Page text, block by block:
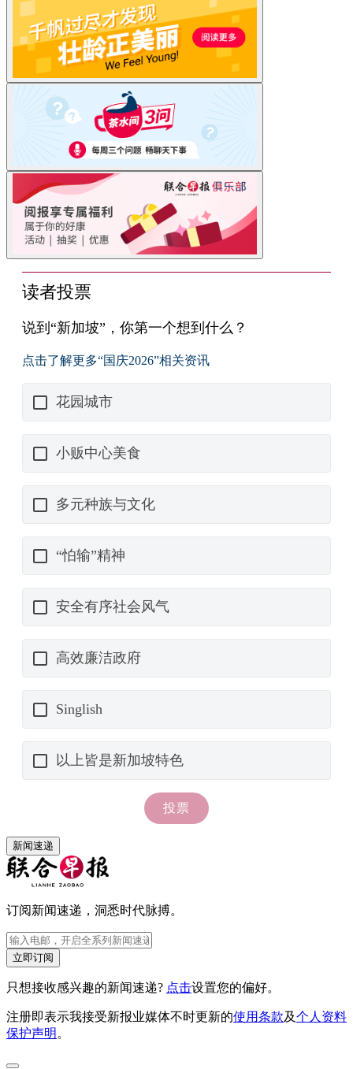
新闻速递
订阅新闻速递，洞悉时代脉搏。
立即订阅
只想接收感兴趣的新闻速递? 点击设置您的偏好。
注册即表示我接受新报业媒体不时更新的使用条款及个人资料
保护声明 。